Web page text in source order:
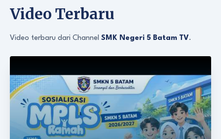
Video Terbaru
Video terbaru dari Channel SMK Negeri 5 Batam TV.